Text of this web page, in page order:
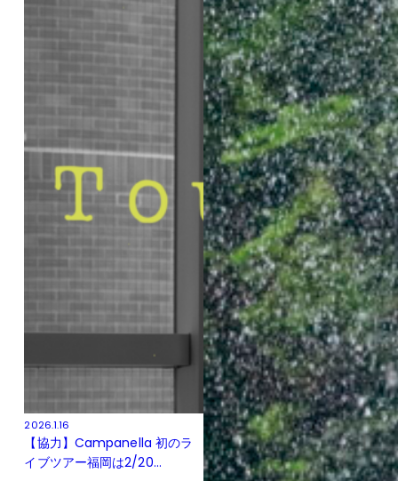
2026.1.16
【協力】Campanella 初のラ
イブツアー福岡は2/20...